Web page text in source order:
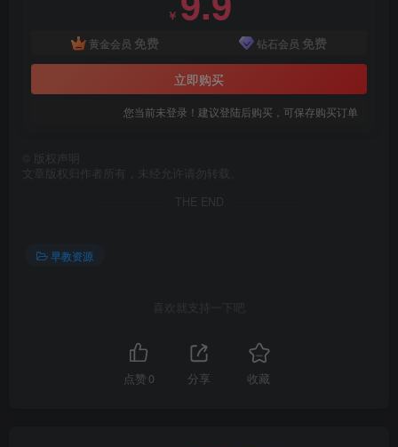
￥
黄金会员 免费 钻石会员 免费
立即购买
您当前未登录！建议登陆后购买，可保存购买订单
版权声明
文章版权归作者所有，未经允许请勿转载。
THE END
早教资源
喜欢就支持一下吧
点赞 0 分享 收藏